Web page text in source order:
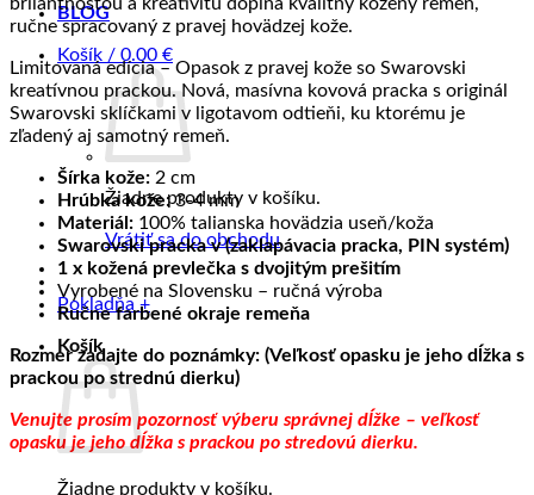
BLOG
Košík / 0.00 €
Žiadne produkty v košíku.
Vrátiť sa do obchodu
Pokladňa +
Košík
Žiadne produkty v košíku.
ručne spracovaný z pravej hovädzej kože.
Limitovaná edícia – Opasok z pravej kože so Swarovski
kreatívnou prackou. Nová, masívna kovová pracka s originál
Swarovski sklíčkami v ligotavom odtieňi, ku ktorému je
zľadený aj samotný remeň.
Šírka kože: 2 cm
Hrúbka kože:3-4 mm
Materiál: 100% talianska hovädzia useň/koža
Swarovski pracka v (zaklapávacia pracka, PIN systém)
1 x kožená prevlečka s dvojitým prešitím
Vyrobené na Slovensku – ručná výroba
Ručne farbené okraje remeňa
Rozmer zadajte do poznámky: (Veľkosť opasku je jeho dĺžka s
prackou po strednú dierku)
Venujte prosím pozornosť výberu správnej dĺžke – veľkosť
opasku je jeho dĺžka s prackou po stredovú dierku.